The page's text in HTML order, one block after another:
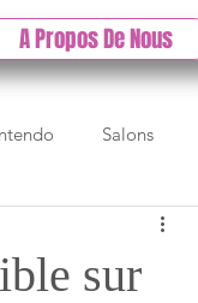
A Propos De Nous
Salons
Gamescom
sur